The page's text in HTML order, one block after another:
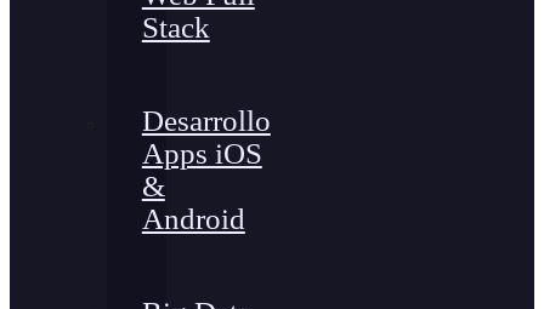
Stack
Desarrollo
Apps iOS
&
Android